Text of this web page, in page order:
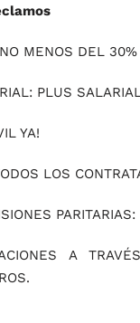
MENOS DEL 30%
PLUS
YA!
LOS
A